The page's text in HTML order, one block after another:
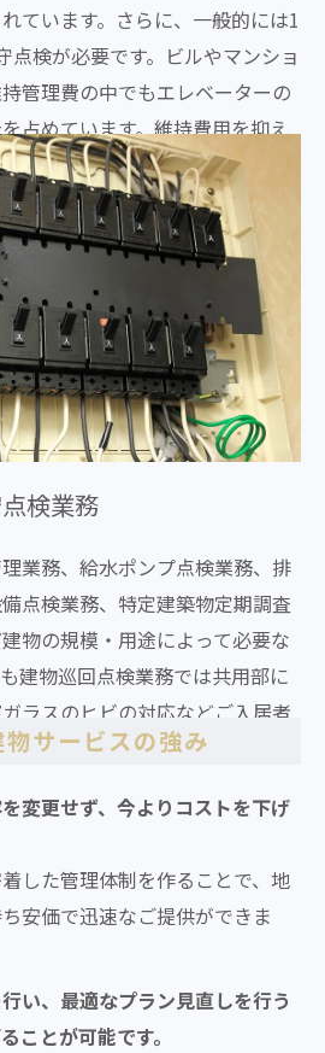
ています。さらに、一般的には1
点検が必要です。ビルやマンショ
管理費の中でもエレベーターの
占めています。維持費用を抑え
ナンスが必要です。
検業務
業務、給水ポンプ点検業務、排
点検業務、特定建築物定期調査
物の規模・用途によって必要な
建物巡回点検業務では共用部に
ラスのヒビの対応などご入居者
物維持管理をご提供できます。
物サービスの強み
変更せず、今よりコストを下げ
した管理体制を作ることで、地
安価で迅速なご提供ができま
い、最適なプラン見直しを行う
ことが可能です。